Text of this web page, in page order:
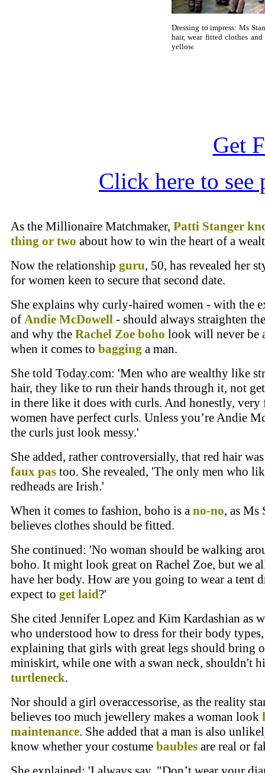
Dressing to impress: Ms
hair, wear fitted clothes
yellow.
Get
Click here to see
As the Millionaire Matchmaker, Patti Stanger
thing or two about how to win the heart of a
Now the relationship guru, 50, has revealed her
for women keen to secure that second date.
She explains why curly-haired women - with the
of Andie McDowell - should always straighten
and why the Rachel Zoe boho look will never be
when it comes to bagging a man.
She told Today.com: 'Men who are wealthy like
hair, they like to run their hands through it, not
in there like it does with curls. And honestly, very
women have perfect curls. Unless you’re Andie
the curls just look messy.'
She added, rather controversially, that red hair
faux pas too. She revealed, 'The only men who
redheads are Irish.'
When it comes to fashion, boho is a no-no, as Ms
believes clothes should be fitted.
She continued: 'No woman should be walking
boho. It might look great on Rachel Zoe, but we
have her body. How are you going to wear a tent
expect to get laid?'
She cited Jennifer Lopez and Kim Kardashian as
who understood how to dress for their body types,
explaining that girls with great legs should bring
miniskirt, while one with a swan neck, shouldn't
turtleneck.
Nor should a girl overaccessorise, as the reality
believes too much jewellery makes a woman look
maintenance. She added that a man is also
know whether your costume baubles are real or